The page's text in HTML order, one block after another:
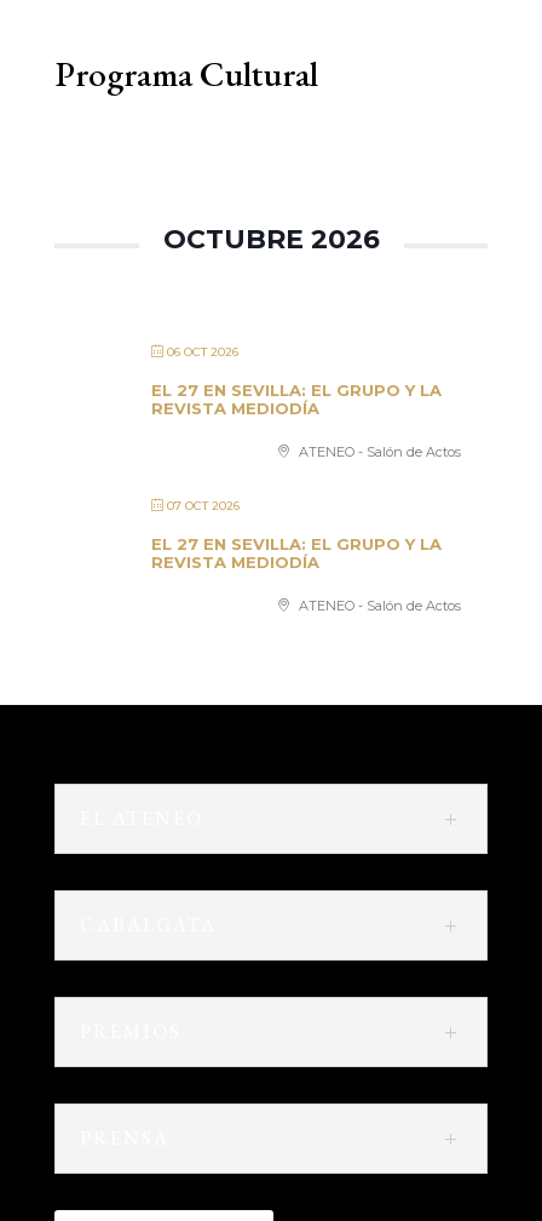
Programa Cultural
OCTUBRE 2026
06 OCT 2026
EL 27 EN SEVILLA: EL GRUPO Y LA
REVISTA MEDIODÍA
ATENEO - Salón de Actos
07 OCT 2026
EL 27 EN SEVILLA: EL GRUPO Y LA
REVISTA MEDIODÍA
ATENEO - Salón de Actos